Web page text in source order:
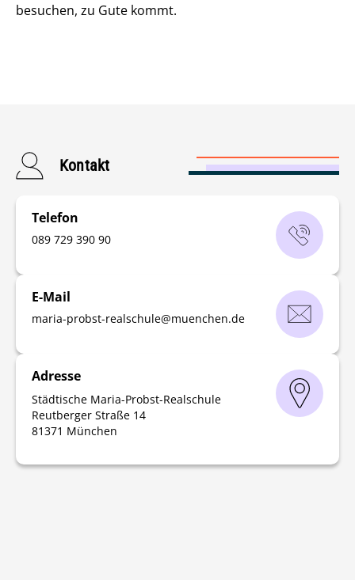
besuchen, zu Gute kommt.
Kontakt
Telefon
‭089 729 390 90‬
E-Mail
maria-probst-realschule@muenchen.de
Adresse
Städtische Maria-Probst-Realschule
Reutberger Straße 14
81371 München